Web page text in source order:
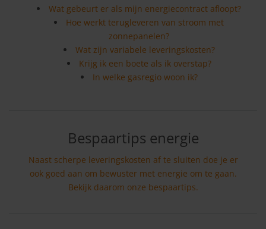
Wat gebeurt er als mijn energiecontract afloopt?
Hoe werkt terugleveren van stroom met
zonnepanelen?
Wat zijn variabele leveringskosten?
Krijg ik een boete als ik overstap?
In welke gasregio woon ik?
Bespaartips energie
Naast scherpe leveringskosten af te sluiten doe je er
ook goed aan om bewuster met energie om te gaan.
Bekijk daarom onze bespaartips.